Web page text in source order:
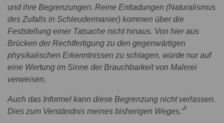
und ihre Begrenzungen. Reine Entladungen (Naturalismus
des Zufalls in Schleudermanier) kommen über die
Feststellung einer Tatsache nicht hinaus. Von hier aus
Brücken der Rechtfertigung zu den gegenwärtigen
physikalischen Erkenntnissen zu schlagen, würde nur auf
eine Wertung im Sinne der Brauchbarkeit von Malerei
verweisen.
Auch das Informel kann diese Begrenzung nicht verlassen.
Dies zum Verständnis meines bisherigen Weges.“9